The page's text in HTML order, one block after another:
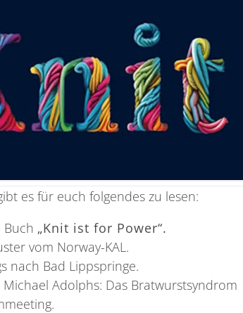
es für euch folgendes zu lesen:
Buch „Knit ist for Power“.
vom Norway-KAL.
nach Bad Lippspringe.
Michael Adolphs: Das Bratwurstsyndrom